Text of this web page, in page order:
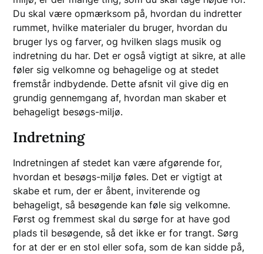
Du skal være opmærksom på, hvordan du indretter
rummet, hvilke materialer du bruger, hvordan du
bruger lys og farver, og hvilken slags musik og
indretning du har. Det er også vigtigt at sikre, at alle
føler sig velkomne og behagelige og at stedet
fremstår indbydende. Dette afsnit vil give dig en
grundig gennemgang af, hvordan man skaber et
behageligt besøgs-miljø.
Indretning
Indretningen af stedet kan være afgørende for,
hvordan et besøgs-miljø føles. Det er vigtigt at
skabe et rum, der er åbent, inviterende og
behageligt, så besøgende kan føle sig velkomne.
Først og fremmest skal du sørge for at have god
plads til besøgende, så det ikke er for trangt. Sørg
for at der er en stol eller sofa, som de kan sidde på,